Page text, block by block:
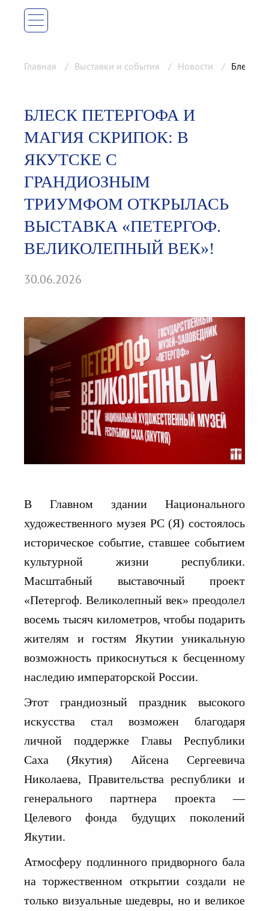
Главная Выставки и события Новости Блеск
БЛЕСК ПЕТЕРГОФА И
МАГИЯ СКРИПОК: В
ЯКУТСКЕ С
ГРАНДИОЗНЫМ
ТРИУМФОМ ОТКРЫЛАСЬ
ВЫСТАВКА «ПЕТЕРГОФ.
ВЕЛИКОЛЕПНЫЙ ВЕК»!
30.06.2026
В Главном здании Национального
художественного музея РС (Я) состоялось
историческое событие, ставшее событием
культурной жизни республики.
Масштабный выставочный проект
«Петергоф. Великолепный век» преодолел
восемь тысяч километров, чтобы подарить
жителям и гостям Якутии уникальную
возможность прикоснуться к бесценному
наследию императорской России.
Этот грандиозный праздник высокого
искусства стал возможен благодаря
личной поддержке Главы Республики
Саха (Якутия) Айсена Сергеевича
Николаева, Правительства республики и
генерального партнера проекта —
Целевого фонда будущих поколений
Якутии.
Атмосферу подлинного придворного бала
на торжественном открытии создали не
только визуальные шедевры, но и великое